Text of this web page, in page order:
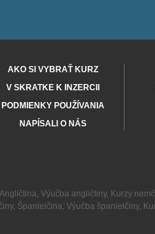
AKO SI VYBRAŤ KURZ
V SKRATKE K INZERCII
PODMIENKY POUŽÍVANIA
NAPÍSALI O NÁS
Angličtina, Výučba angličtiny, Kurzy
, Španielčina, Výučba španielčiny,